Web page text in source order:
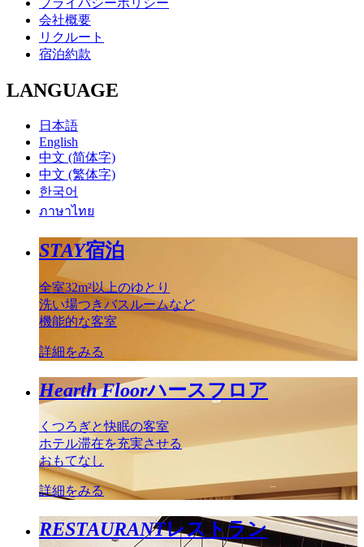
プライバシーポリシー
会社概要
リクルート
宿泊約款
LANGUAGE
日本語
English
中文 (简体字)
中文 (繁体字)
한국어
ภาษาไทย
STAY宿泊
全室32m²以上のゆとり
洗い場つきバスルームなど
機能的な客室
詳細をみる
Hearth Floorハースフロア
くつろぎと快眠の客室
ホテル滞在を充実させる
おもてなし
詳細をみる
RESTAURANTレストラン